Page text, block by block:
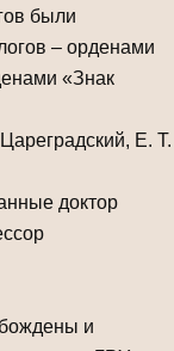
были
– орденами
«Знак
Е.
доктор
и